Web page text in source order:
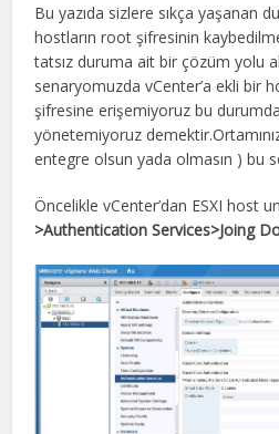
Bu yazıda sizlere sıkça yaşanan
hostların root şifresinin
tatsız duruma ait bir çözüm yolu
senaryomuzda vCenter’a ekli bir
şifresine erişemiyoruz bu durumda
yönetemiyoruz
entegre olsun yada olmasın ) bu
Öncelikle vCenter’dan ESXI host
>Authentication Services>Joing